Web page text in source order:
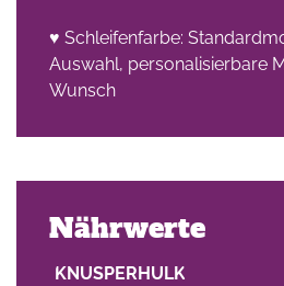
♥ Schleifenfarbe:
Auswahl, personalisierbare
Wunsch
Nährwerte
KNUSPERHULK